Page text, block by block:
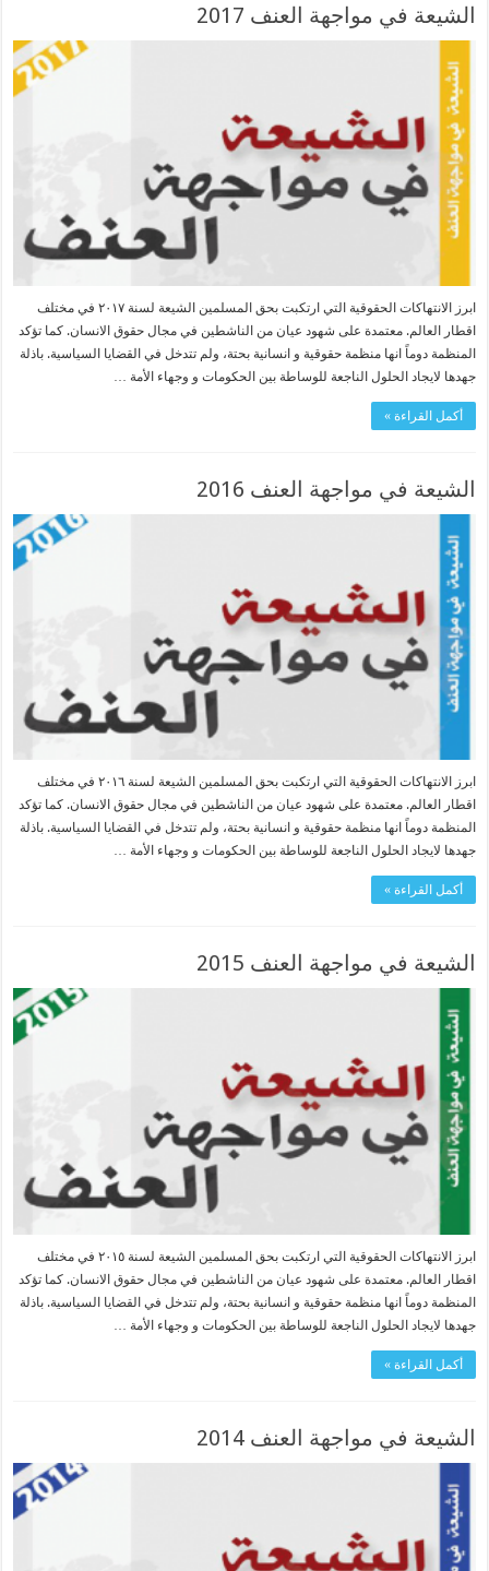
الشیعة في مواجهة العنف 2017
ابرز الانتهاكات الحقوقية التي ارتكبت بحق المسلمين الشيعة لسنة ٢٠١٧ في مختلف
اقطار العالم. معتمدة على شهود عيان من الناشطين في مجال حقوق الانسان. كما تؤكد
المنظمة دوماً انها منظمة حقوقية و انسانية بحتة، ولم تتدخل في القضايا السياسية. باذلة
جهدها لايجاد الحلول الناجعة للوساطة بين الحكومات و وجهاء الأمة …
أكمل القراءة »
الشیعة في مواجهة العنف 2016
ابرز الانتهاكات الحقوقية التي ارتكبت بحق المسلمين الشيعة لسنة ٢٠١٦ في مختلف
اقطار العالم. معتمدة على شهود عيان من الناشطين في مجال حقوق الانسان. كما تؤكد
المنظمة دوماً انها منظمة حقوقية و انسانية بحتة، ولم تتدخل في القضايا السياسية. باذلة
جهدها لايجاد الحلول الناجعة للوساطة بين الحكومات و وجهاء الأمة …
أكمل القراءة »
الشیعة في مواجهة العنف 2015
ابرز الانتهاكات الحقوقية التي ارتكبت بحق المسلمين الشيعة لسنة ٢٠١٥ في مختلف
اقطار العالم. معتمدة على شهود عيان من الناشطين في مجال حقوق الانسان. كما تؤكد
المنظمة دوماً انها منظمة حقوقية و انسانية بحتة، ولم تتدخل في القضايا السياسية. باذلة
جهدها لايجاد الحلول الناجعة للوساطة بين الحكومات و وجهاء الأمة …
أكمل القراءة »
الشیعة في مواجهة العنف 2014